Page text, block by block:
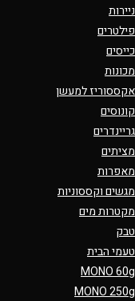
ניירות
פילטרים
כייסים
מכונות
אקססוריז למעשן
קונוסים
גריינדרים
מציתים
מאפרות
מגשים וקססוניות
מקטרות מים
טבק
טעמי הבית
MONO 60g
MONO 250g